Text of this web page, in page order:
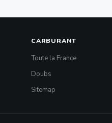
CARBURANT
Toute la France
Doubs
Sitemap